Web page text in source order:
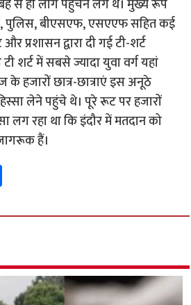
से ही लोग पहुंचने लगे थे। मुख्य रूप
पुलिस, बीएसएफ, एसएएफ सहित कई
प्रशासन द्वारा दी गई टी-शर्ट
शर्ट में सबसे ज्यादा युवा वर्ग यहां
हजारों छात्र-छात्राएं इस अनूठे
लेने पहुंचे थे। पूरे रूट पर हजारों
लग रहा था कि इंदौर में मतदान को
हैं।
ar